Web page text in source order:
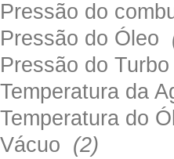
Pressão do
Pressão do Óleo
Pressão do Turbo
Temperatura da
Temperatura do
Vácuo (2)